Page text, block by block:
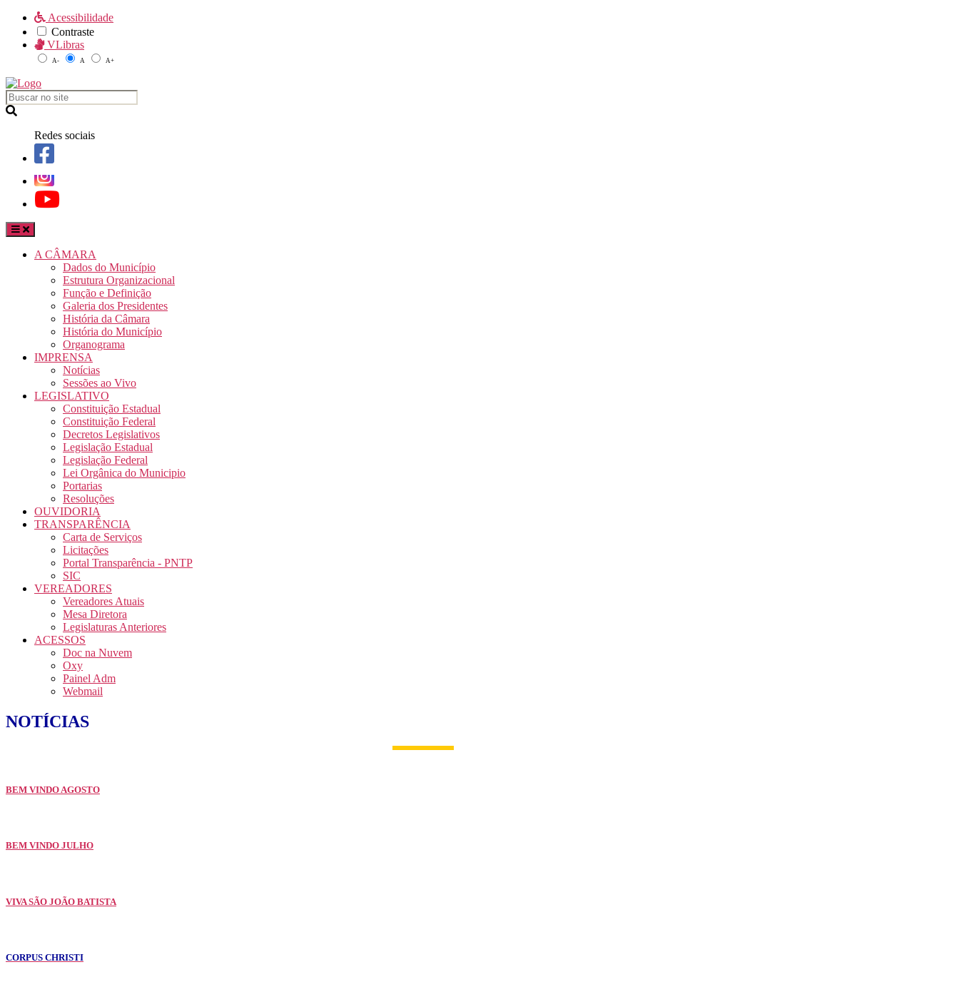
Acessibilidade
Contraste
VLibras
A- A A+
Redes sociais
A CÂMARA
Dados do Município
Estrutura Organizacional
Função e Definição
Galeria dos Presidentes
História da Câmara
História do Município
Organograma
IMPRENSA
Notícias
Sessões ao Vivo
LEGISLATIVO
Constituição Estadual
Constituição Federal
Decretos Legislativos
Legislação Estadual
Legislação Federal
Lei Orgânica do Municipio
Portarias
Resoluções
OUVIDORIA
TRANSPARÊNCIA
Carta de Serviços
Licitações
Portal Transparência - PNTP
SIC
VEREADORES
Vereadores Atuais
Mesa Diretora
Legislaturas Anteriores
ACESSOS
Doc na Nuvem
Oxy
Painel Adm
Webmail
NOTÍCIAS
BEM VINDO AGOSTO
BEM VINDO JULHO
VIVA SÃO JOÃO BATISTA
CORPUS CHRISTI